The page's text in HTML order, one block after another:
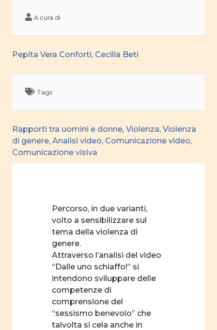
A cura di
Pepita Vera Conforti, Cecilia Beti
Tags
Rapporti tra uomini e donne, Violenza, Violenza
di genere, Analisi video, Comunicazione video,
Comunicazione visiva
Percorso, in due varianti,
volto a sensibilizzare sul
tema della violenza di
genere.
Attraverso l’analisi del video
“Dalle uno schiaffo!” si
intendono sviluppare delle
competenze di
comprensione del
“sessismo benevolo” che
talvolta si cela anche in